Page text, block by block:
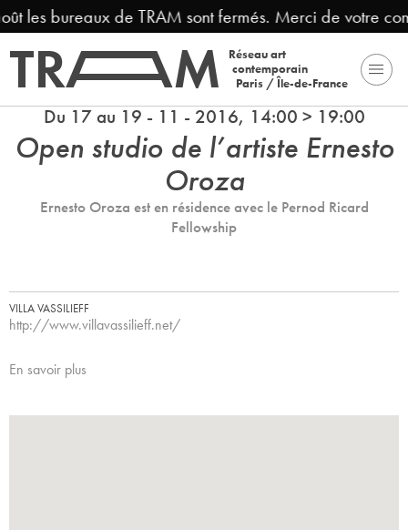
les bureaux de TRAM sont fermés. Merci de votre
Réseau art
contemporain
Paris / Île-de-France
Du 17 au 19 - 11 - 2016, 14:00 > 19:00
Open studio de l’artiste Ernesto
Oroza
Ernesto Oroza est en résidence avec le Pernod Ricard
Fellowship
VILLA VASSILIEFF
http://www.villavassilieff.net/
En savoir plus